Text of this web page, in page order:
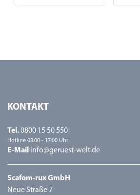
KONTAKT
Tel.0800 15 50 550
Hotline 08:00 - 17:00 Uhr
E-Mail info@geruest-welt.de
Scafom-rux GmbH
Neue Straße 7